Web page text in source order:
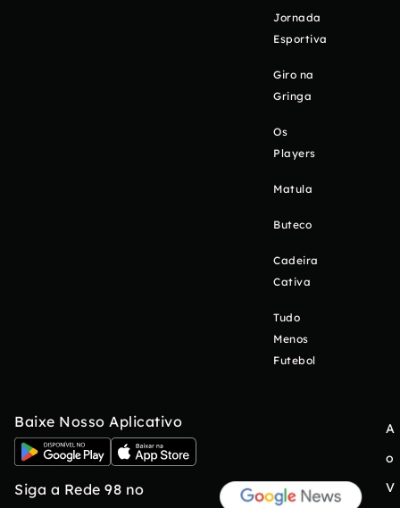
Jornada
Esportiva
Giro na
Gringa
Os
Players
Matula
Buteco
Cadeira
Cativa
Tudo
Menos
Futebol
Baixe Nosso Aplicativo
Siga a Rede 98 no
A
o
V